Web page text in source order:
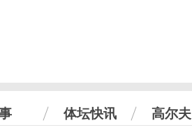
体坛快讯 高尔夫